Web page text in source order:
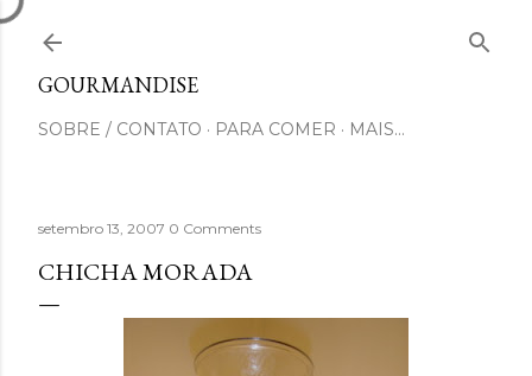
GOURMANDISE
SOBRE / CONTATO PARA COMER MAIS…
setembro 13, 2007 0 Comments
CHICHA MORADA